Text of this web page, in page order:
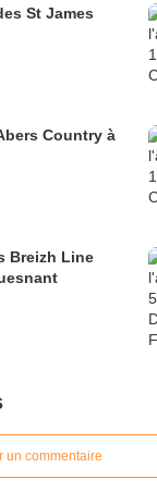
St James
Country à
Breizh Line
un commentaire